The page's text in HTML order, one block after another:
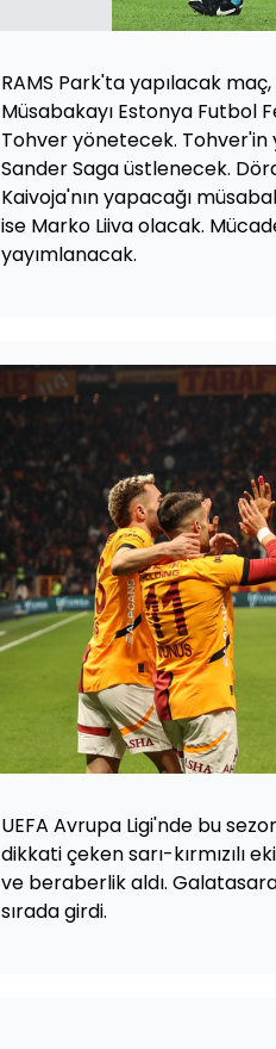
RAMS Park'ta yapılacak
Müsabakayı Estonya Futbol
Tohver yönetecek. Tohver'in
Sander Saga üstlenecek.
Kaivoja'nın yapacağı
ise Marko Liiva olacak.
yayımlanacak.
UEFA Avrupa Ligi'nde bu
dikkati çeken sarı-kırmızılı
ve beraberlik aldı.
sırada girdi.